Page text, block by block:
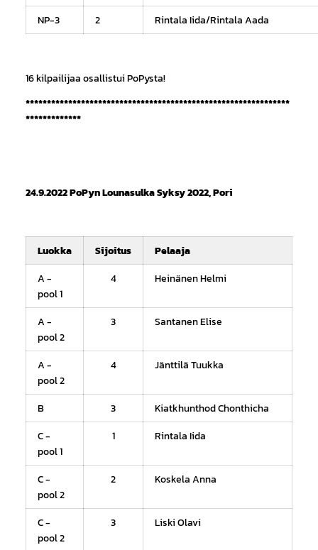
NP-3
2 Rintala Iida/Rintala Aada
16 kilpailijaa osallistui PoPysta!
**************************************************************
*************
24.9.2022 PoPyn Lounasulka Syksy 2022, Pori
Luokka Sijoitus
Pelaaja
A -
pool 1
4 Heinänen Helmi
A -
pool 2
3 Santanen Elise
A -
pool 2
4 Jänttilä Tuukka
B 3
Kiatkhunthod Chonthicha
C -
pool 1
1 Rintala Iida
C -
pool 2
2 Koskela Anna
C -
pool 2
3 Liski Olavi